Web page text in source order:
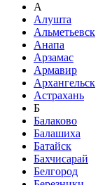
А
Алушта
Альметьевск
Анапа
Арзамас
Армавир
Архангельск
Астрахань
Б
Балаково
Балашиха
Батайск
Бахчисарай
Белгород